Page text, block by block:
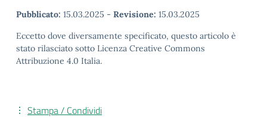
Pubblicato: 15.03.2025 - Revisione: 15.03.2025
Eccetto dove diversamente specificato, questo articolo è
stato rilasciato sotto Licenza Creative Commons
Attribuzione 4.0 Italia.
Stampa / Condividi